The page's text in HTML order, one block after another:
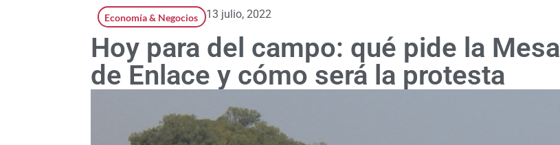
Economía & Negocios 13 julio, 2022
Hoy para del campo: qué pide la Mesa
de Enlace y cómo será la protesta